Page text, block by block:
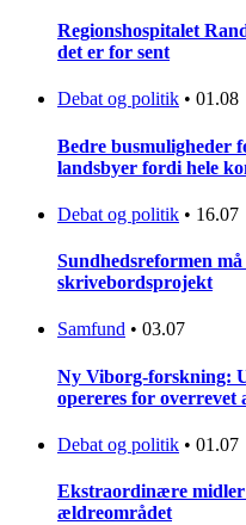
Regionshospitalet
det er for sent
Debat og politik • 01.08
Bedre busmuligheder
landsbyer fordi hele
Debat og politik • 16.07
Sundhedsreformen
skrivebordsprojekt
Samfund • 03.07
Ny Viborg-forskning:
opereres for overrevet
Debat og politik • 01.07
Ekstraordinære midler
ældreområdet